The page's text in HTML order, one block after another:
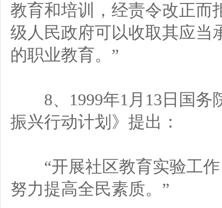
教育和培训，经责令改正而
级人民政府可以收取其应当
的职业教育。”
8、1999年1月13日国务
振兴行动计划》提出：
“开展社区教育实验工作
努力提高全民素质。”